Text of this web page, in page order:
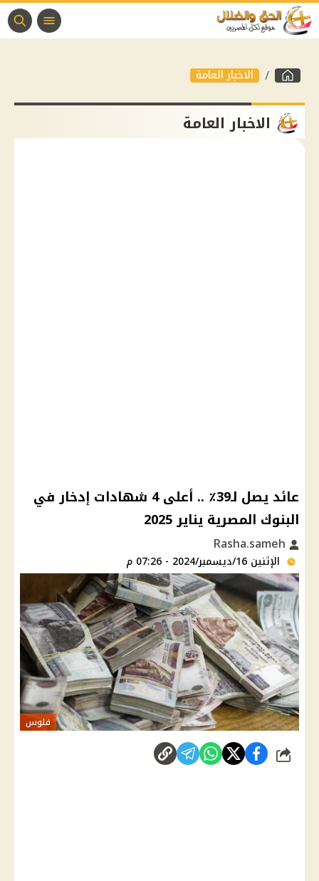
الاخبار العامة
الاخبار العامة
عائد يصل لـ39٪ .. أعلى 4 شهادات إدخار في
البنوك المصرية يناير 2025
الإثنين 16/ديسمبر/2024 - 07:26 م
فلوس
شارك